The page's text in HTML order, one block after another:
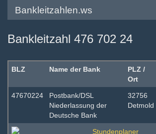
Bankleitzahlen.ws
Bankleitzahl 476 702 24
BLZ Name der Bank
PLZ /
Ort
47670224
Postbank/DSL
Niederlassung der
Deutsche Bank
32756
Detmold